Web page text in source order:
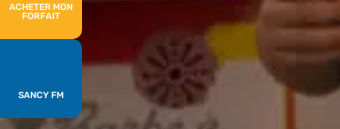
ACHETER MON
FORFAIT
SANCY FM